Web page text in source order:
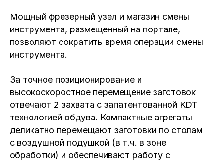
Мощный фрезерный узел и магазин смены
инструмента, размещенный на портале,
позволяют сократить время операции смены
инструмента.
За точное позиционирование и
высокоскоростное перемещение заготовок
отвечают 2 захвата с запатентованной KDT
технологией обдува. Компактные агрегаты
деликатно перемещают заготовки по столам
с воздушной подушкой (в т.ч. в зоне
обработки) и обеспечивают работу с